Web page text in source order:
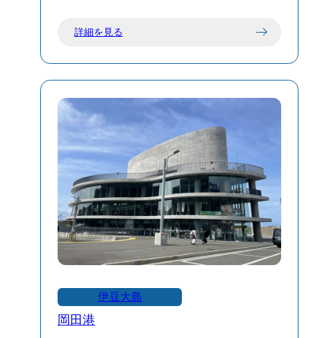
伊豆大島の成り立ちや地質や地形などデ
広がるプロジェクション展示・Geoシオラ
マ
子供から大人まで楽しめる施設です。伊
豆大島に到着後に訪れるのが一番のおす
すめポイントです🔍✨
伊豆大島の事を詳しく知る事もでき、い
つもとは違った楽しみ方ができるので是
非訪れて見てください😊
詳細を見る
伊豆大島
岡田港